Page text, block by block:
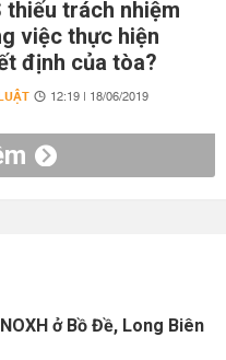
thiếu trách nhiệm
việc thực hiện
định của tòa?
12:19 | 18/06/2019
ở Bồ Đề, Long Biên